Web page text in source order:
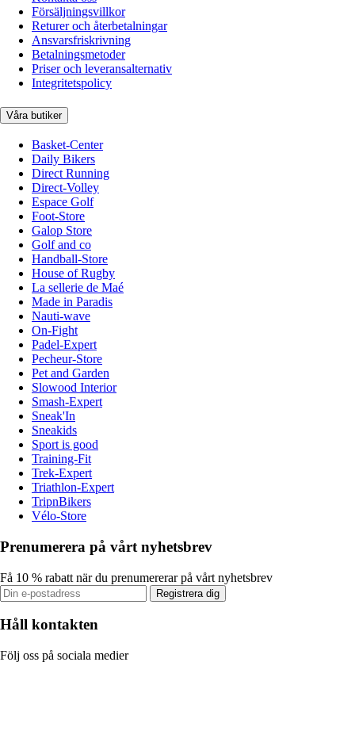
Försäljningsvillkor
Returer och återbetalningar
Ansvarsfriskrivning
Betalningsmetoder
Priser och leveransalternativ
Integritetspolicy
Våra butiker
Basket-Center
Daily Bikers
Direct Running
Direct-Volley
Espace Golf
Foot-Store
Galop Store
Golf and co
Handball-Store
House of Rugby
La sellerie de Maé
Made in Paradis
Nauti-wave
On-Fight
Padel-Expert
Pecheur-Store
Pet and Garden
Slowood Interior
Smash-Expert
Sneak'In
Sneakids
Sport is good
Training-Fit
Trek-Expert
Triathlon-Expert
TripnBikers
Vélo-Store
Prenumerera på vårt nyhetsbrev
Få 10 % rabatt när du prenumererar på vårt nyhetsbrev
Registrera dig
Håll kontakten
Följ oss på sociala medier